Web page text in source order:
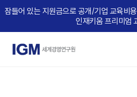
잠들어 있는 지원금으로 공개/기업 교육비
인재키움 프리미엄